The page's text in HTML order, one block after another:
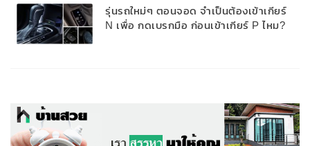
รุ่นรถใหม่ๆ ตอนจอด จำเป็นต้องเข้าเกียร์
N เพื่อ กดเบรกมือ ก่อนเข้าเกียร์ P ไหม?